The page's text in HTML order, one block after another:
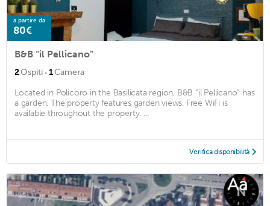
a partire da
80€
B&B “il Pellicano”
2Ospiti · 1Camera
Located in Policoro in the Basilicata region, B&B “il Pellicano” has
a garden. The property features garden views. Free WiFi is
available throughout the property. ...
Verifica disponibilità